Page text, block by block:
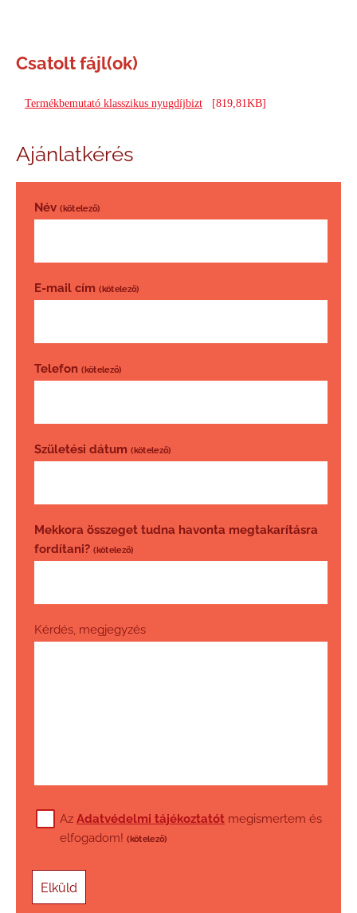
Csatolt fájl(ok)
Termékbemutató klasszikus nyugdíjbizt [819,81KB]
Ajánlatkérés
Név (kötelező)
E-mail cím (kötelező)
Telefon (kötelező)
Születési dátum (kötelező)
Mekkora összeget tudna havonta megtakarításra
fordítani? (kötelező)
Kérdés, megjegyzés
Az Adatvédelmi tájékoztatót megismertem és
elfogadom! (kötelező)
Elküld